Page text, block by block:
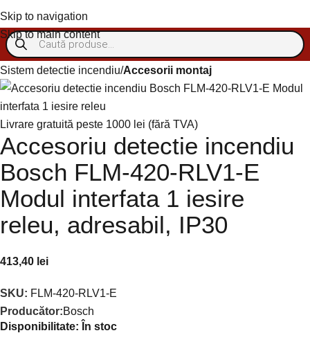
Skip to navigation
Skip to main content
Sistem detectie incendiu Accesorii montaj
Livrare gratuită peste 1000 lei (fără TVA)
Accesoriu detectie incendiu
Bosch FLM-420-RLV1-E
Modul interfata 1 iesire
releu, adresabil, IP30
413,40 lei
SKU: FLM-420-RLV1-E
Producător:Bosch
Disponibilitate: În stoc